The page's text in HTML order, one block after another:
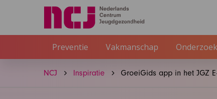
Preventie Vakmanschap Onderzoek
NCJ Inspiratie GroeiGids app in het JGZ